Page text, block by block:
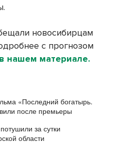
новосибирцам
с прогнозом
в нашем материале.
«Последний богатырь.
после премьеры
за сутки
области